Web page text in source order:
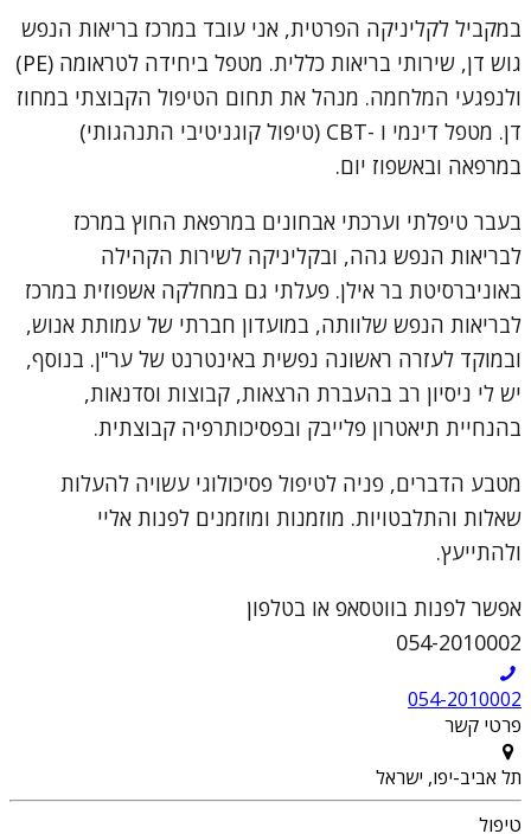
במקביל לקליניקה הפרטית, אני עובד במרכז בריאות הנפש
גוש דן, שירותי בריאות כללית. מטפל ביחידה לטראומה (PE)
ולנפגעי המלחמה. מנהל את תחום הטיפול הקבוצתי במחוז
דן. מטפל דינמי ו -CBT (טיפול קוגניטיבי התנהגותי)
במרפאה ובאשפוז יום.
בעבר טיפלתי וערכתי אבחונים במרפאת החוץ במרכז
לבריאות הנפש גהה, ובקליניקה לשירות הקהילה
באוניברסיטת בר אילן. פעלתי גם במחלקה אשפוזית במרכז
לבריאות הנפש שלוותה, במועדון חברתי של עמותת אנוש,
ובמוקד לעזרה ראשונה נפשית באינטרנט של ער"ן. בנוסף,
יש לי ניסיון רב בהעברת הרצאות, קבוצות וסדנאות,
בהנחיית תיאטרון פלייבק ובפסיכותרפיה קבוצתית.
מטבע הדברים, פניה לטיפול פסיכולוגי עשויה להעלות
שאלות והתלבטויות. מוזמנות ומוזמנים לפנות אליי
ולהתייעץ.
אפשר לפנות בווטסאפ או בטלפון
054-2010002
054-2010002
פרטי קשר
תל אביב-יפו, ישראל
טיפול